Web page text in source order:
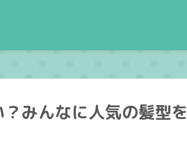
みんなに人気の髪型を